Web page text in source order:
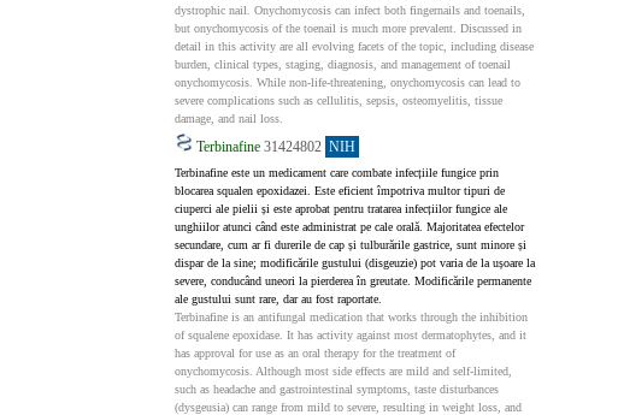
dystrophic nail. Onychomycosis can infect both fingernails and toenails,
but onychomycosis of the toenail is much more prevalent. Discussed in
detail in this activity are all evolving facets of the topic, including disease
burden, clinical types, staging, diagnosis, and management of toenail
onychomycosis. While non-life-threatening, onychomycosis can lead to
severe complications such as cellulitis, sepsis, osteomyelitis, tissue
damage, and nail loss.
Terbinafine 31424802 NIH
Terbinafine este un medicament care combate infecțiile fungice prin
blocarea squalen epoxidazei. Este eficient împotriva multor tipuri de
ciuperci ale pielii și este aprobat pentru tratarea infecțiilor fungice ale
unghiilor atunci când este administrat pe cale orală. Majoritatea efectelor
secundare, cum ar fi durerile de cap și tulburările gastrice, sunt minore și
dispar de la sine; modificările gustului (disgeuzie) pot varia de la ușoare la
severe, conducând uneori la pierderea în greutate. Modificările permanente
ale gustului sunt rare, dar au fost raportate.
Terbinafine is an antifungal medication that works through the inhibition
of squalene epoxidase. It has activity against most dermatophytes, and it
has approval for use as an oral therapy for the treatment of
onychomycosis. Although most side effects are mild and self-limited,
such as headache and gastrointestinal symptoms, taste disturbances
(dysgeusia) can range from mild to severe, resulting in weight loss, and